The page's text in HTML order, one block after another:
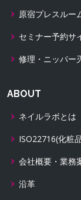
原宿プレスルー
セミナー予約サ
修理・ニッパー
ABOUT
ネイルラボとは
ISO22716(化粧
会社概要・業務
沿革